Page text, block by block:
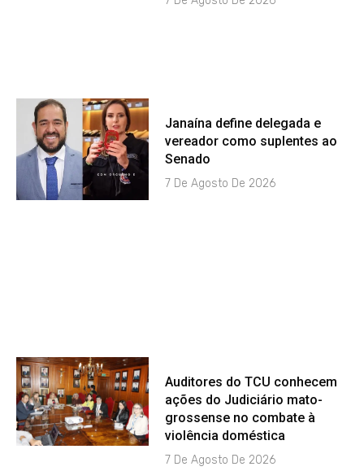
Janaína define delegada e
vereador como suplentes ao
Senado
7 De Agosto De 2026
Auditores do TCU conhecem
ações do Judiciário mato-
grossense no combate à
violência doméstica
7 De Agosto De 2026